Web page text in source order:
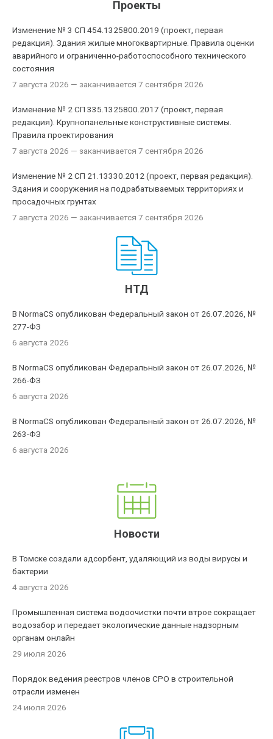
Проекты
Изменение № 3 СП 454.1325800.2019 (проект, первая
редакция). Здания жилые многоквартирные. Правила оценки
аварийного и ограниченно-работоспособного технического
состояния
7 августа 2026 — заканчивается 7 сентября 2026
Изменение № 2 СП 335.1325800.2017 (проект, первая
редакция). Крупнопанельные конструктивные системы.
Правила проектирования
7 августа 2026 — заканчивается 7 сентября 2026
Изменение № 2 СП 21.13330.2012 (проект, первая редакция).
Здания и сооружения на подрабатываемых территориях и
просадочных грунтах
7 августа 2026 — заканчивается 7 сентября 2026
НТД
В NormaCS опубликован Федеральный закон от 26.07.2026, №
277-ФЗ
6 августа 2026
В NormaCS опубликован Федеральный закон от 26.07.2026, №
266-ФЗ
6 августа 2026
В NormaCS опубликован Федеральный закон от 26.07.2026, №
263-ФЗ
6 августа 2026
Новости
В Томске создали адсорбент, удаляющий из воды вирусы и
бактерии
4 августа 2026
Промышленная система водоочистки почти втрое сокращает
водозабор и передает экологические данные надзорным
органам онлайн
29 июля 2026
Порядок ведения реестров членов СРО в строительной
отрасли изменен
24 июля 2026